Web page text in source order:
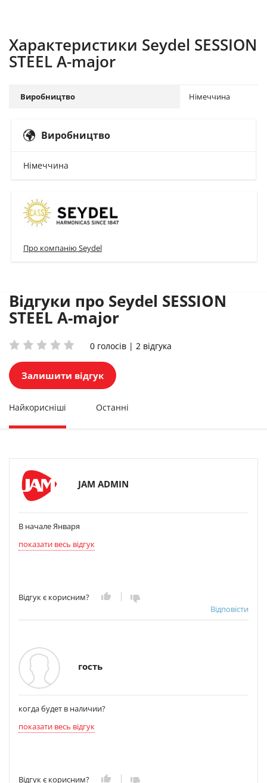
Характеристики Seydel SESSION
STEEL A-major
Виробництво Німеччина
Виробництво
Німеччина
Про компанію Seydel
Відгуки про Seydel SESSION
STEEL A-major
0 голосів | 2 відгука
Залишити відгук
Найкорисніші Останні
JAM ADMIN
В начале Января
показати весь відгук
Відгук є корисним?
Відповісти
гость
когда будет в наличии?
показати весь відгук
Відгук є корисним?